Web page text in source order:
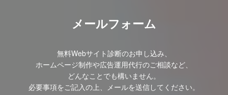
メールフォーム
無料Webサイト診断のお申し込み、
ホームページ制作や広告運用代行のご相談など、
どんなことでも構いません。
必要事項をご記入の上、メールを送信してください。